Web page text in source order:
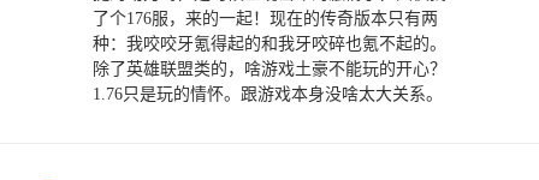
了个176服，来的一起！现在的传奇版本只有两
种：我咬咬牙氪得起的和我牙咬碎也氪不起的。
除了英雄联盟类的，啥游戏土豪不能玩的开心？
1.76只是玩的情怀。跟游戏本身没啥太大关系。